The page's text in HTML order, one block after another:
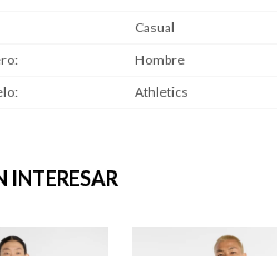
Casual
Hombre
Athletics
INTERESAR